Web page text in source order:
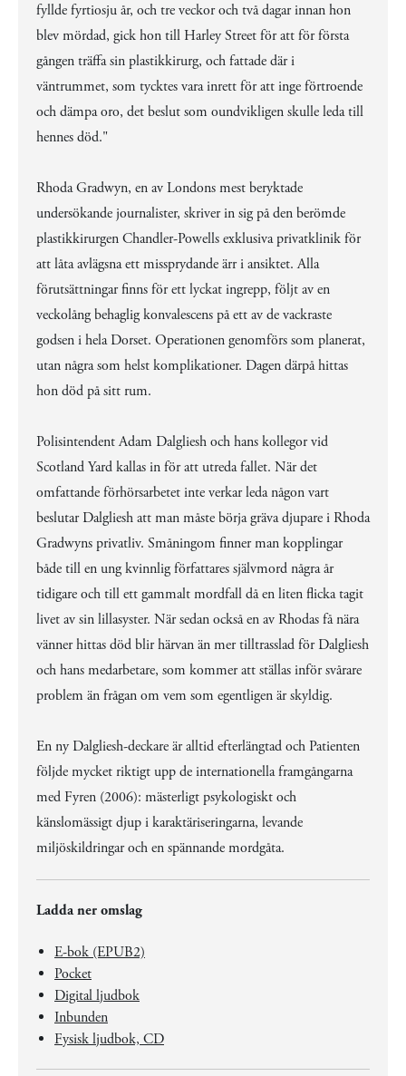
fyllde fyrtiosju år, och tre veckor och två dagar innan hon
blev mördad, gick hon till Harley Street för att för första
gången träffa sin plastikkirurg, och fattade där i
väntrummet, som tycktes vara inrett för att inge förtroende
och dämpa oro, det beslut som oundvikligen skulle leda till
hennes död."
Rhoda Gradwyn, en av Londons mest beryktade
undersökande journalister, skriver in sig på den berömde
plastikkirurgen Chandler-Powells exklusiva privatklinik för
att låta avlägsna ett missprydande ärr i ansiktet. Alla
förutsättningar finns för ett lyckat ingrepp, följt av en
veckolång behaglig konvalescens på ett av de vackraste
godsen i hela Dorset. Operationen genomförs som planerat,
utan några som helst komplikationer. Dagen därpå hittas
hon död på sitt rum.
Polisintendent Adam Dalgliesh och hans kollegor vid
Scotland Yard kallas in för att utreda fallet. När det
omfattande förhörsarbetet inte verkar leda någon vart
beslutar Dalgliesh att man måste börja gräva djupare i Rhoda
Gradwyns privatliv. Småningom finner man kopplingar
både till en ung kvinnlig författares självmord några år
tidigare och till ett gammalt mordfall då en liten flicka tagit
livet av sin lillasyster. När sedan också en av Rhodas få nära
vänner hittas död blir härvan än mer tilltrasslad för Dalgliesh
och hans medarbetare, som kommer att ställas inför svårare
problem än frågan om vem som egentligen är skyldig.
En ny Dalgliesh-deckare är alltid efterlängtad och Patienten
följde mycket riktigt upp de internationella framgångarna
med Fyren (2006): mästerligt psykologiskt och
känslomässigt djup i karaktäriseringarna, levande
miljöskildringar och en spännande mordgåta.
Ladda ner omslag
E-bok (EPUB2)
Pocket
Digital ljudbok
Inbunden
Fysisk ljudbok, CD